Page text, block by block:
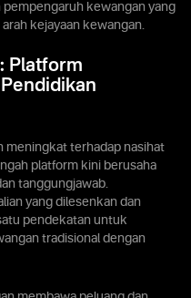
kewangan yang
kejayaan kewangan.
Platform
meningkat terhadap nasihat
platform kini berusaha
tanggungjawab.
yang dilesenkan dan
pendekatan untuk
tradisional dengan